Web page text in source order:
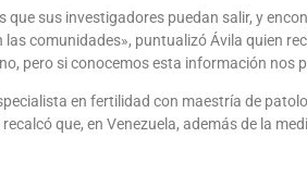
que sus investigadores puedan salir, y
comunidades», puntualizó Ávila quien
pero si conocemos esta información nos
en fertilidad con maestría de
que, en Venezuela, además de la